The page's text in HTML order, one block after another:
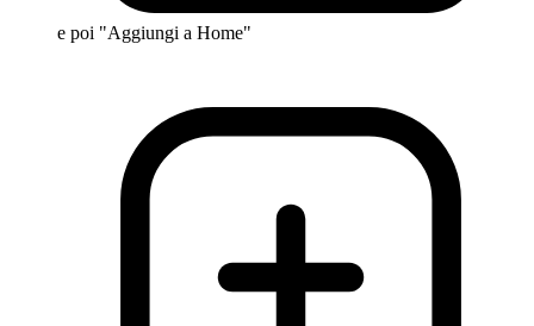
e poi "Aggiungi a Home"